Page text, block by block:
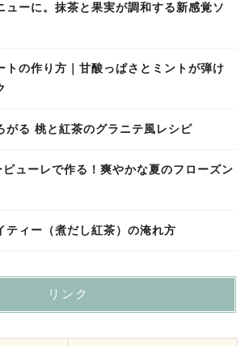
ューに。抹茶と果実が調和する新感覚ソ
トの作り方｜甘酸っぱさとミントが弾け
がる 桃と紅茶のグラニテ風レシピ
ューレで作る！爽やかな夏のフローズン
ティー（煮だし紅茶）の淹れ方
リンク